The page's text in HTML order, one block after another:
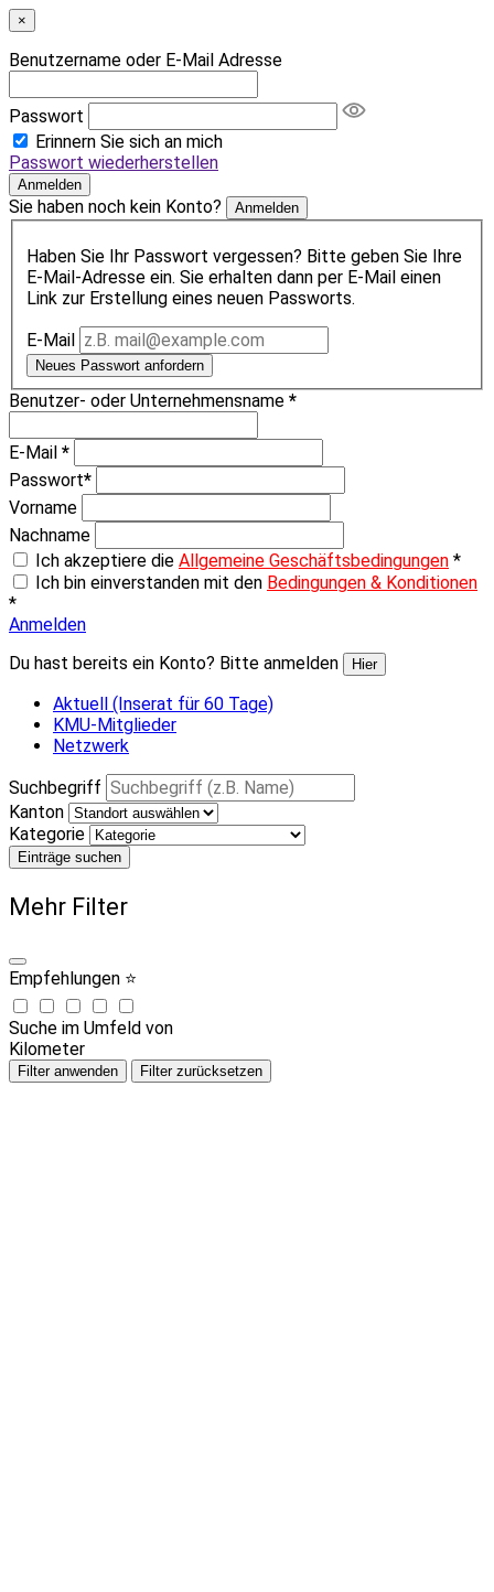
×
Benutzername oder E-Mail Adresse
Passwort
Erinnern Sie sich an mich
Passwort wiederherstellen
Anmelden
Sie haben noch kein Konto? Anmelden
Haben Sie Ihr Passwort vergessen? Bitte geben Sie Ihre
E-Mail-Adresse ein. Sie erhalten dann per E-Mail einen
Link zur Erstellung eines neuen Passworts.
E-Mail
Neues Passwort anfordern
Benutzer- oder Unternehmensname *
E-Mail *
Passwort*
Vorname
Nachname
Ich akzeptiere die Allgemeine Geschäftsbedingungen *
Ich bin einverstanden mit den Bedingungen & Konditionen
*
Anmelden
Du hast bereits ein Konto? Bitte anmelden
Hier
Aktuell (Inserat für 60 Tage)
KMU-Mitglieder
Netzwerk
Suchbegriff
Kanton
Kategorie
Einträge suchen
Mehr Filter
Empfehlungen ⭐
Suche im Umfeld von
Kilometer
Filter anwenden Filter zurücksetzen